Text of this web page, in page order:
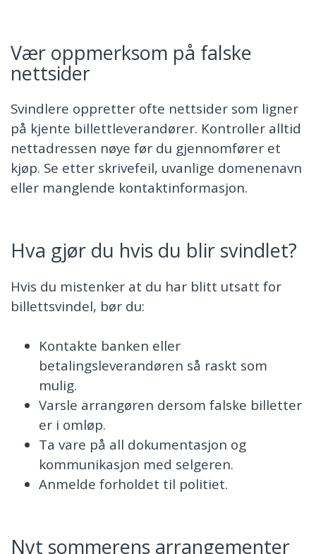
Vær oppmerksom på falske
nettsider
Svindlere oppretter ofte nettsider som ligner
på kjente billettleverandører. Kontroller alltid
nettadressen nøye før du gjennomfører et
kjøp. Se etter skrivefeil, uvanlige domenenavn
eller manglende kontaktinformasjon.
Hva gjør du hvis du blir svindlet?
Hvis du mistenker at du har blitt utsatt for
billettsvindel, bør du:
Kontakte banken eller
betalingsleverandøren så raskt som
mulig.
Varsle arrangøren dersom falske billetter
er i omløp.
Ta vare på all dokumentasjon og
kommunikasjon med selgeren.
Anmelde forholdet til politiet.
Nyt sommerens arrangementer